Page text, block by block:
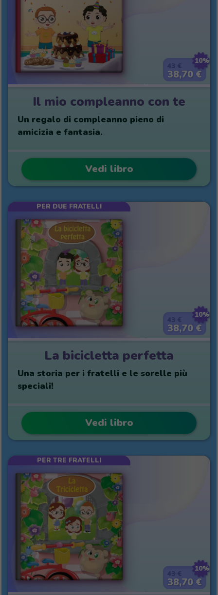
10%
38,70 €
Il mio compleanno con te
Un regalo di compleanno pieno di
amicizia e fantasia.
Vedi libro
10%
38,70 €
PER DUE FRATELLI
La bicicletta perfetta
Una storia per i fratelli e le sorelle più
speciali!
Vedi libro
10%
38,70 €
PER TRE FRATELLI